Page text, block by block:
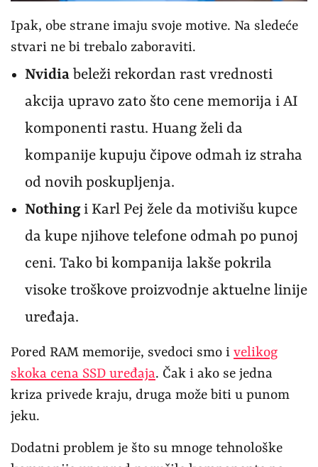
Ipak, obe strane imaju svoje motive. Na sledeće
stvari ne bi trebalo zaboraviti.
Nvidia beleži rekordan rast vrednosti
akcija upravo zato što cene memorija i AI
komponenti rastu. Huang želi da
kompanije kupuju čipove odmah iz straha
od novih poskupljenja.
Nothingi Karl Pej žele da motivišu kupce
da kupe njihove telefone odmah po punoj
ceni. Tako bi kompanija lakše pokrila
visoke troškove proizvodnje aktuelne linije
uređaja.
Pored RAM memorije, svedoci smo i velikog
skoka cena SSD uređaja. Čak i ako se jedna
kriza privede kraju, druga može biti u punom
jeku.
Dodatni problem je što su mnoge tehnološke